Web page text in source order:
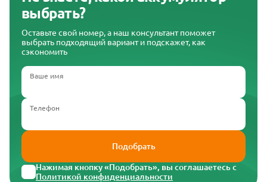
выбрать?
Оставьте свой номер, а наш консультант поможет
выбрать подходящий вариант и подскажет, как
сэкономить
Ваше имя
Телефон
Подобрать
Нажимая кнопку «Подобрать», вы соглашаетесь с
Политикой конфиденциальности